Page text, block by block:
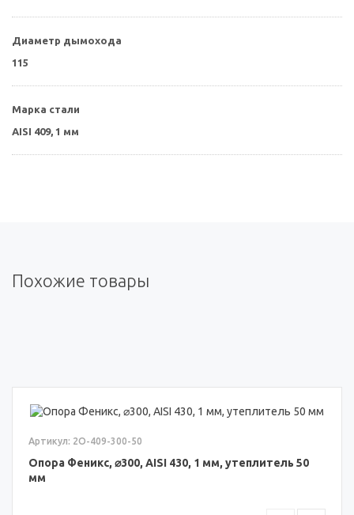
Диаметр дымохода
115
Марка стали
AISI 409, 1 мм
Похожие товары
Артикул: 2О-409-300-50
Опора Феникс, ⌀300, AISI 430, 1 мм, утеплитель 50
мм